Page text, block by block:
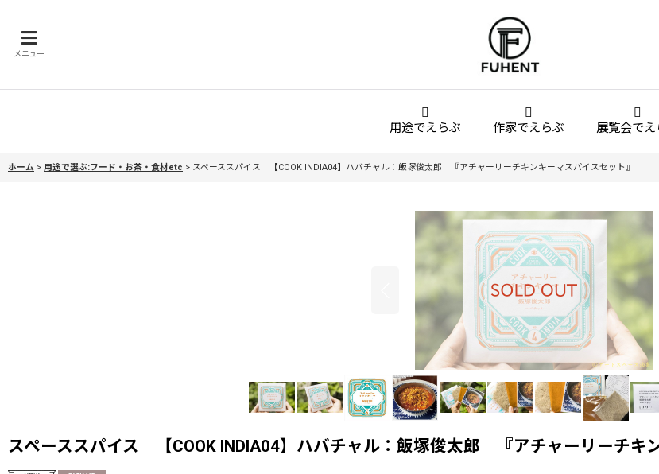
メニュー
用途でえらぶ 作家でえらぶ 展覧会でえ
ホーム > 用途で選ぶ:フード・お茶・食材etc > スペーススパイス 【COOK INDIA04】ハバチャル：飯塚俊太郎 『アチャーリーチキンキーマスパイスセット』
スペーススパイス 【COOK INDIA04】ハバチャル：飯塚俊太郎 『アチャーリーチキ